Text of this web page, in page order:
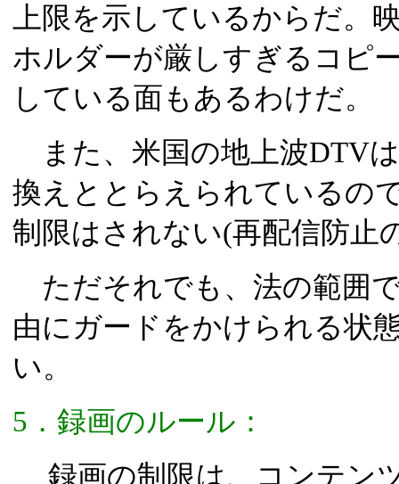
上限を示しているからだ。
ホルダーが厳しすぎるコピ
している面もあるわけだ。
また、米国の地上波DTV
換えととらえられているの
制限はされない(再配信防止
ただそれでも、法の範囲
由にガードをかけられる状
い。
5．録画のルール：
録画の制限は、コンテン